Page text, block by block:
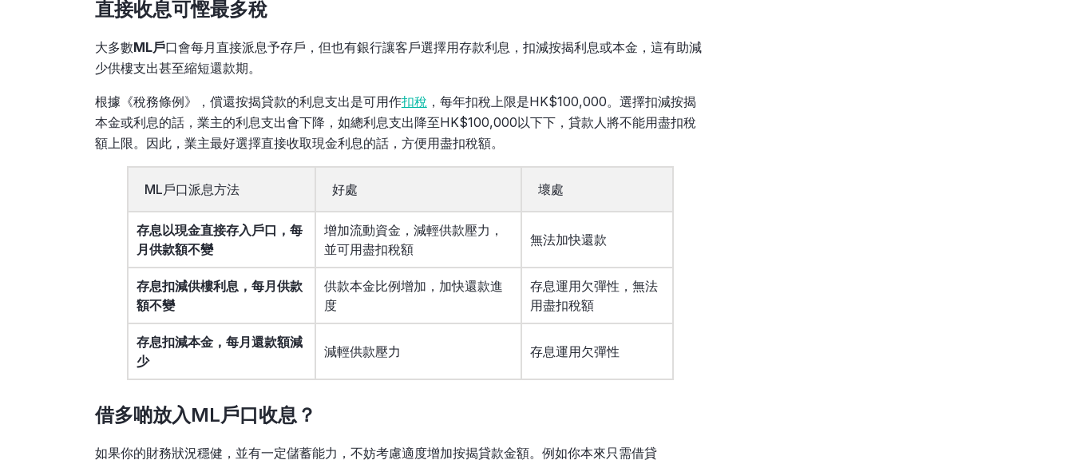
直接收息可慳最多稅
大多數ML戶口會每月直接派息予存戶，但也有銀行讓客戶選擇用存款利息，扣減按揭利息或本金，這有助減
少供樓支出甚至縮短還款期。
根據《稅務條例》，償還按揭貸款的利息支出是可用作扣稅，每年扣稅上限是HK$100,000。選擇扣減按揭
本金或利息的話，業主的利息支出會下降，如總利息支出降至HK$100,000以下下，貸款人將不能用盡扣稅
額上限。因此，業主最好選擇直接收取現金利息的話，方便用盡扣稅額。
ML戶口派息方法 好處 壞處
存息以現金直接存入戶口，每
月供款額不變
增加流動資金，減輕供款壓力，
並可用盡扣稅額
無法加快還款
存息扣減供樓利息，每月供款
額不變
供款本金比例增加，加快還款進
度
存息運用欠彈性，無法
用盡扣稅額
存息扣減本金，每月還款額減
少
減輕供款壓力 存息運用欠彈性
借多啲放入ML戶口收息？
如果你的財務狀況穩健，並有一定儲蓄能力，不妨考慮適度增加按揭貸款金額。例如你本來只需借貸